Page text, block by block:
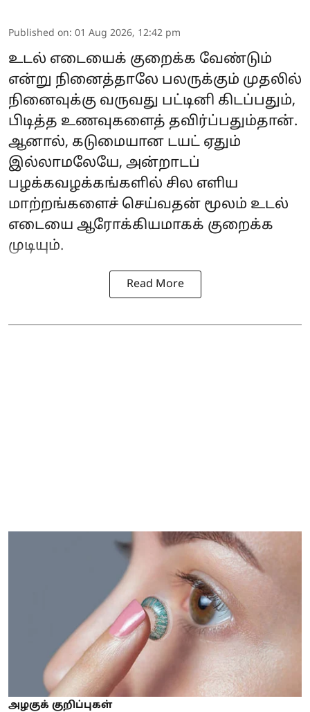
Published on: 01 Aug 2026, 12:42 pm
உடல் எடையைக் குறைக்க வேண்டும்
என்று நினைத்தாலே பலருக்கும் முதலில்
நினைவுக்கு வருவது பட்டினி கிடப்பதும்,
பிடித்த உணவுகளைத் தவிர்ப்பதும்தான்.
ஆனால், கடுமையான டயட் ஏதும்
இல்லாமலேயே, அன்றாடப்
பழக்கவழக்கங்களில் சில எளிய
மாற்றங்களைச் செய்வதன் மூலம் உடல்
எடையை ஆரோக்கியமாகக் குறைக்க
முடியும்.
Read More
அழகுக் குறிப்புகள்